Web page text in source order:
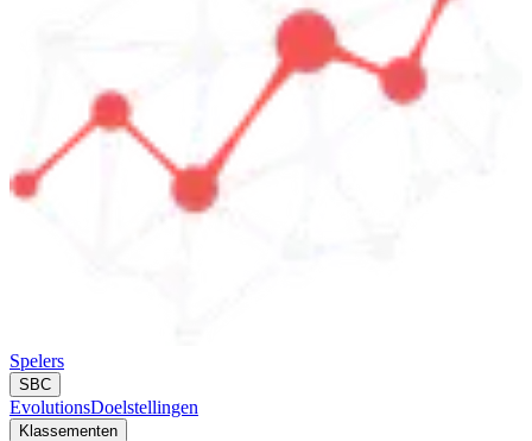
Spelers
SBC
EvolutionsDoelstellingen
Klassementen